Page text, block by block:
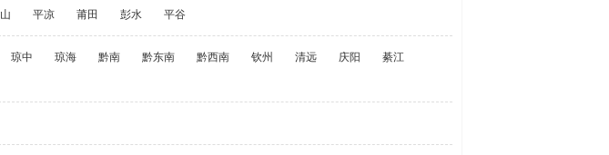
平凉 莆田 彭水 平谷
琼中 琼海 黔南 黔东南 黔西南 钦州 清远 庆阳
綦江